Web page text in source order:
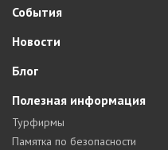
События
Новости
Блог
Полезная информация
Турфирмы
Памятка по безопасности